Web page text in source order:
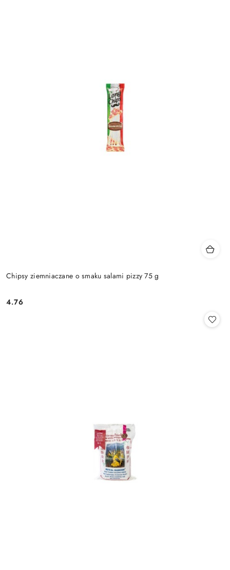
Chipsy ziemniaczane o smaku salami pizzy 75 g
Cena:
4.76